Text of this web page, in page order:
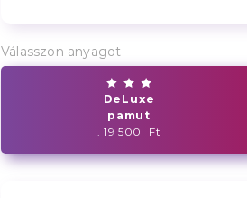
Válasszon anyagot
DeLuxe
pamut
. 19 500 Ft